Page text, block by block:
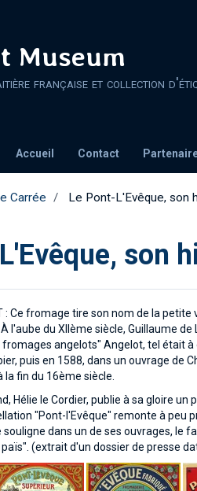
Museum
française et collection
Accueil Contact
Carrée Le Pont-L'Evêque, son
son
: Ce fromage tire son nom de la
l'aube du XIIème siècle, Guillaume
angelots" Angelot, tel était
puis en 1588, dans un ouvrage de
la fin du 16ème siècle.
Hélie le Cordier, publie à sa gloire
"Pont-l'Evêque" remonte à peu
souligne dans un de ses ouvrages,
(extrait d'un dossier de presse